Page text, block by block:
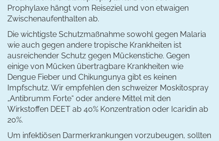
Prophylaxe hängt vom Reiseziel und von etwaigen
Zwischenaufenthalten ab.
Die wichtigste Schutzmaßnahme sowohl gegen Malaria
wie auch gegen andere tropische Krankheiten ist
ausreichender Schutz gegen Mückenstiche. Gegen
einige von Mücken übertragbare Krankheiten wie
Dengue Fieber und Chikungunya gibt es keinen
Impfschutz. Wir empfehlen den schweizer Moskitospray
„Antibrumm Forte“ oder andere Mittel mit den
Wirkstoffen DEET ab 40% Konzentration oder Icaridin ab
20%.
Um infektiösen Darmerkrankungen vorzubeugen, sollten